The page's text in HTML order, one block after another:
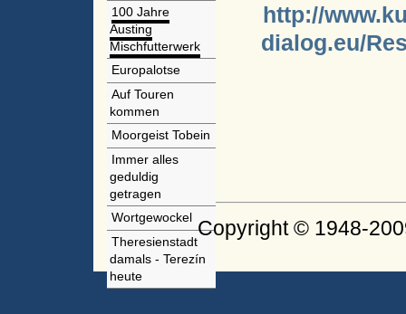
100 Jahre
Austing
Mischfutterwerk
Europalotse
Auf Touren
kommen
Moorgeist Tobein
Immer alles
geduldig
getragen
Wortgewockel
Theresienstadt
damals - Terezín
heute
http://
dialog.eu/
Copyright © 1948-